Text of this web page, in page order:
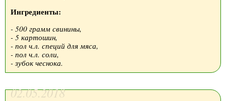
Ингредиенты:
- 500 грамм свинины,
- 5 картошин,
- пол ч.л. специй для мяса,
- пол ч.л. соли,
- зубок чеснока.
02.05.2018